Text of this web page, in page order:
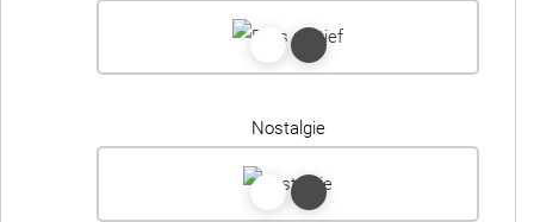
Nostalgie